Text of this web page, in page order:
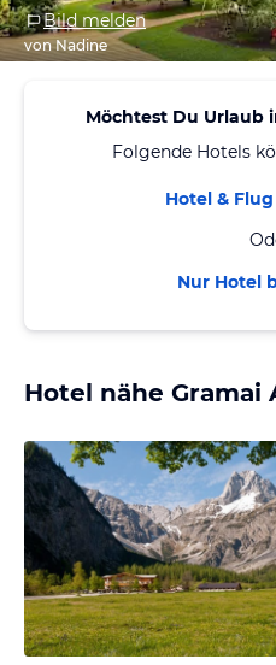
Bild melden
von Nadine
Möchtest Du Urlaub
Folgende Hotels
Hotel &
Nur Hotel
Hotel nähe Gramai